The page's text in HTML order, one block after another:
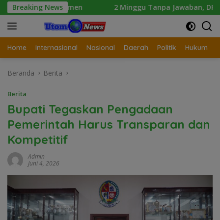
Langsung
ke
konten
Breaking News2 Minggu Tanpa Jawaban, DPD Mosi Sumut
Home Internasional Nasional Daerah Politik Hukum
Beranda Berita
Berita
Bupati Tegaskan Pengadaan
Pemerintah Harus Transparan dan
Kompetitif
Admin
Juni 4, 2026